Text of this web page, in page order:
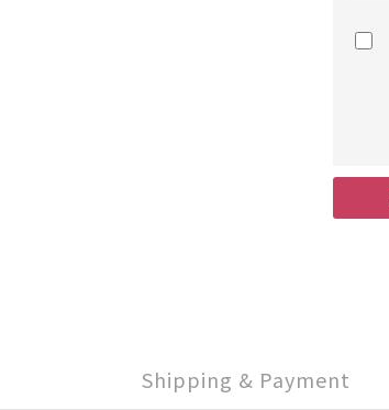
Shipping & Payment